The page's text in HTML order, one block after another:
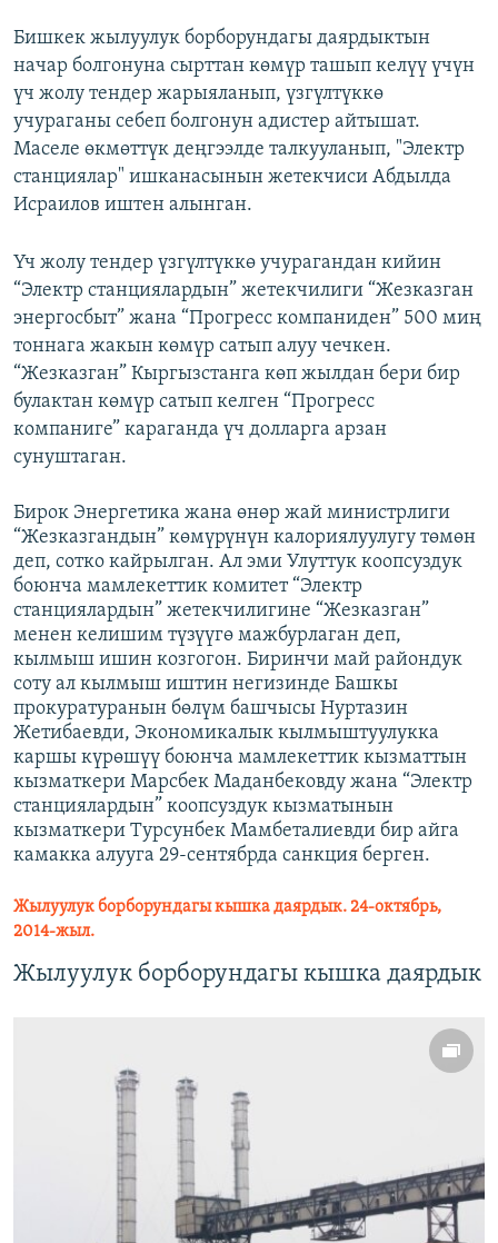
Бишкек жылуулук борборундагы даярдыктын
начар болгонуна сырттан көмүр ташып келүү үчүн
үч жолу тендер жарыяланып, үзгүлтүккө
учураганы себеп болгонун адистер айтышат.
Маселе өкмөттүк деңгээлде талкууланып, "Электр
станциялар" ишканасынын жетекчиси Абдылда
Исраилов иштен алынган.
Үч жолу тендер үзгүлтүккө учурагандан кийин
“Электр станциялардын” жетекчилиги “Жезказган
энергосбыт” жана “Прогресс компаниден” 500 миң
тоннага жакын көмүр сатып алуу чечкен.
“Жезказган” Кыргызстанга көп жылдан бери бир
булактан көмүр сатып келген “Прогресс
компаниге” караганда үч долларга арзан
сунуштаган.
Бирок Энергетика жана өнөр жай министрлиги
“Жезказгандын” көмүрүнүн калориялуулугу төмөн
деп, сотко кайрылган. Ал эми Улуттук коопсуздук
боюнча мамлекеттик комитет “Электр
станциялардын” жетекчилигине “Жезказган”
менен келишим түзүүгө мажбурлаган деп,
кылмыш ишин козгогон. Биринчи май райондук
соту ал кылмыш иштин негизинде Башкы
прокуратуранын бөлүм башчысы Нуртазин
Жетибаевди, Экономикалык кылмыштуулукка
каршы күрөшүү боюнча мамлекеттик кызматтын
кызматкери Марсбек Маданбековду жана “Электр
станциялардын” коопсуздук кызматынын
кызматкери Турсунбек Мамбеталиевди бир айга
камакка алууга 29-сентябрда санкция берген.
Жылуулук борборундагы кышка даярдык. 24-октябрь,
2014-жыл.
Жылуулук борборундагы кышка даярдык